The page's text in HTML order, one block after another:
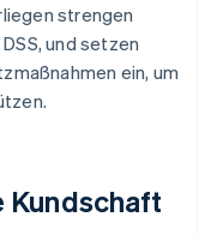
strengen
und setzen
ein, um
Kundschaft